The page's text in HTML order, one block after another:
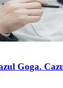
Goga.